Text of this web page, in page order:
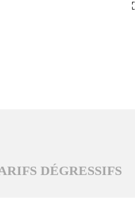
DÉGRESSIFS